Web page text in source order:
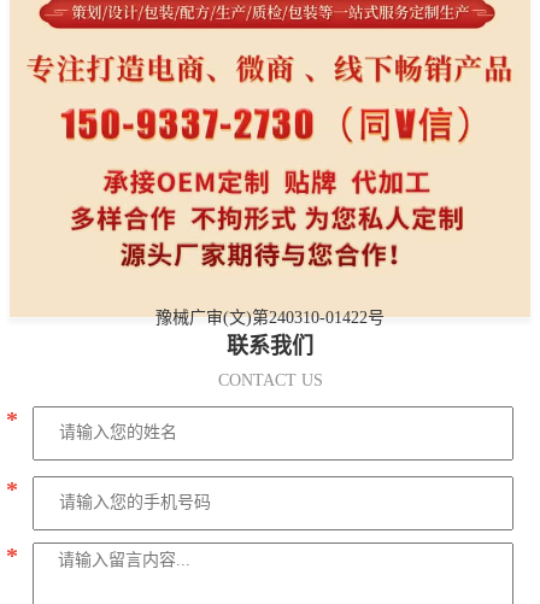
豫械广审(文)第240310-01422号
联系我们
CONTACT US
*
*
*